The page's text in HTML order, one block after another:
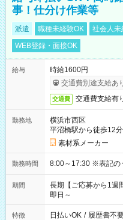
事！仕分け作業等
派遣 職種未経験OK 社会人未
WEB登録・面接OK
給与
時給1600円
交通費別途支給あ
交通費 交通費支給有
勤務地
横浜市西区
平沼橋駅から徒歩12分
素材系メーカー
勤務時間 8:00～17:30
期間
長期【ご応募から1週
即日～
特徴 日払いOK / 履歴書不